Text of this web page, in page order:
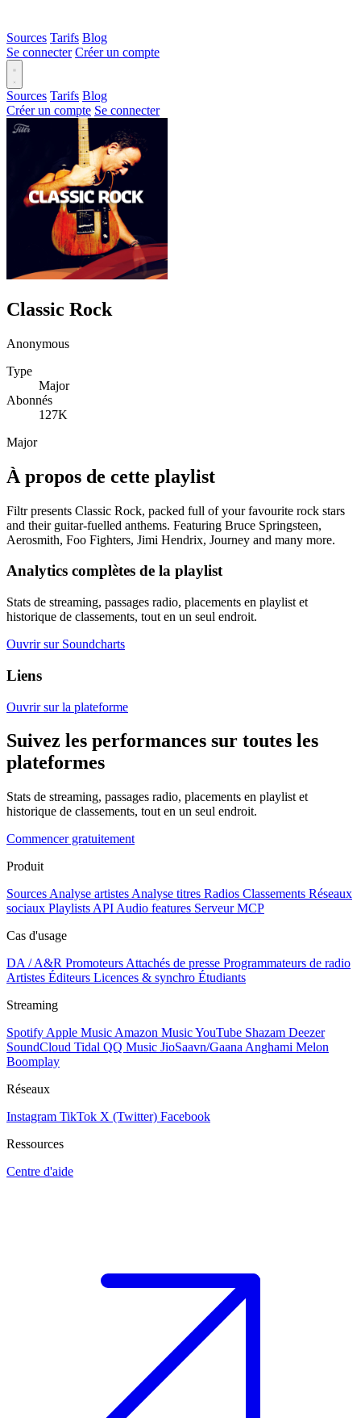
Sources Tarifs Blog
Se connecter Créer un compte
Sources Tarifs Blog
Créer un compte Se connecter
Classic Rock
Anonymous
Type
Major
Abonnés
127K
Major
À propos de cette playlist
Filtr presents Classic Rock, packed full of your favourite rock stars
and their guitar-fuelled anthems. Featuring Bruce Springsteen,
Aerosmith, Foo Fighters, Jimi Hendrix, Journey and many more.
Analytics complètes de la playlist
Stats de streaming, passages radio, placements en playlist et
historique de classements, tout en un seul endroit.
Ouvrir sur Soundcharts
Liens
Ouvrir sur la plateforme
Suivez les performances sur toutes les
plateformes
Stats de streaming, passages radio, placements en playlist et
historique de classements, tout en un seul endroit.
Commencer gratuitement
Produit
Sources Analyse artistes Analyse titres Radios Classements Réseaux
sociaux Playlists API Audio features Serveur MCP
Cas d'usage
DA / A&R Promoteurs Attachés de presse Programmateurs de radio
Artistes Éditeurs Licences & synchro Étudiants
Streaming
Spotify Apple Music Amazon MusicYouTube Shazam Deezer
SoundCloud Tidal QQ Music JioSaavn/Gaana Anghami Melon
Boomplay
Réseaux
Instagram TikTok X (Twitter) Facebook
Ressources
Centre d'aide